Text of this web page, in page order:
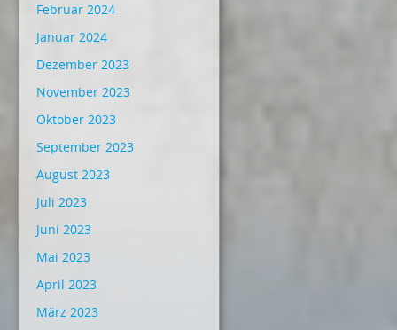
Februar 2024
Januar 2024
Dezember 2023
November 2023
Oktober 2023
September 2023
August 2023
Juli 2023
Juni 2023
Mai 2023
April 2023
März 2023